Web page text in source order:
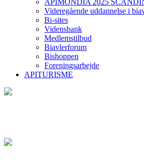
APIMONDIA 2025
Videregående uddannelse i
Bi-sites
Vidensbank
Medlemstilbud
Biavlerforum
Bishoppen
Foreningsarbejde
APITURISME